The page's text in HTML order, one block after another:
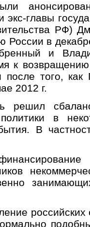
экс-главы
РФ)
в
и
к
того, как
2012 г.
в
В
российских